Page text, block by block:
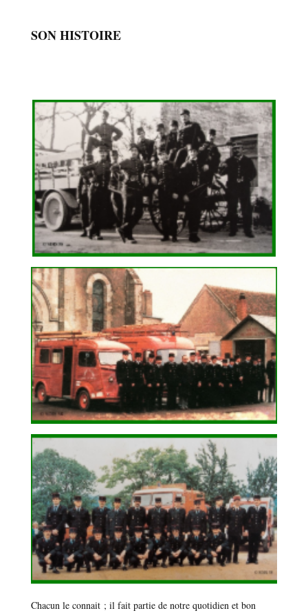
SON HISTOIRE
Chacun le connait ; il fait partie de notre quotidien et bon